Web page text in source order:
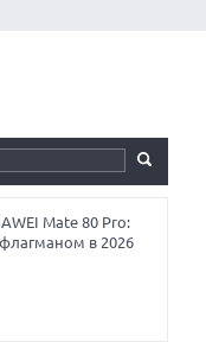
Mate 80 Pro:
флагманом в 2026